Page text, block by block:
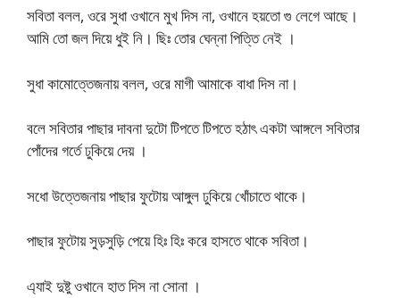
সবিতা বলল, ওরে সুধা ওখানে মুখ দিস না, ওখানে হয়তো গু লেগে আছে।
আমি তো জল দিয়ে ধুই নি। ছিঃ তোর ঘেন্না পিত্তি নেই ।
সুধা কামোত্তেজনায় বলল, ওরে মাগী আমাকে বাধা দিস না।
বলে সবিতার পাছার দাবনা দুটো টিপতে টিপতে হঠাৎ একটা আঙ্গলে সবিতার
পোঁদের গর্তে ঢুকিয়ে দেয় ।
সধো উত্তেজনায় পাছার ফুটোয় আঙ্গুল ঢুকিয়ে খোঁচাতে থাকে।
পাছার ফুটোয় সুড়সুড়ি পেয়ে হিঃ হিঃ করে হাসতে থাকে সবিতা।
এ্যাই দুষ্টু ওখানে হাত দিস না সোনা ।